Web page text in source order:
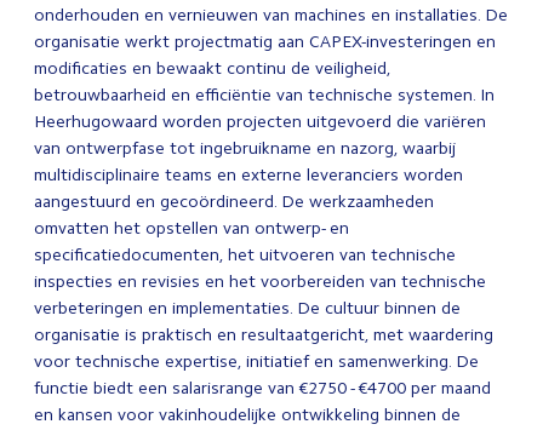
onderhouden en vernieuwen van machines en installaties. De
organisatie werkt projectmatig aan CAPEX-investeringen en
modificaties en bewaakt continu de veiligheid,
betrouwbaarheid en efficiëntie van technische systemen. In
Heerhugowaard worden projecten uitgevoerd die variëren
van ontwerpfase tot ingebruikname en nazorg, waarbij
multidisciplinaire teams en externe leveranciers worden
aangestuurd en gecoördineerd. De werkzaamheden
omvatten het opstellen van ontwerp- en
specificatiedocumenten, het uitvoeren van technische
inspecties en revisies en het voorbereiden van technische
verbeteringen en implementaties. De cultuur binnen de
organisatie is praktisch en resultaatgericht, met waardering
voor technische expertise, initiatief en samenwerking. De
functie biedt een salarisrange van €2750 - €4700 per maand
en kansen voor vakinhoudelijke ontwikkeling binnen de